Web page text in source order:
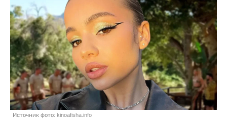
Источник фото: kinoafisha.info